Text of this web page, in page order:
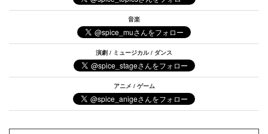
音楽
演劇 / ミュージカル / ダンス
アニメ / ゲーム